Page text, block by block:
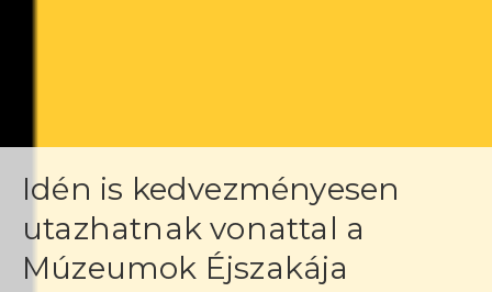
Idén is kedvezményesen
utazhatnak vonattal a
Múzeumok Éjszakája